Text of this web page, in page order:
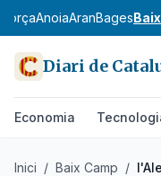
AnoiaAranBages
Diari de
Economia
Inici / Baix Camp /